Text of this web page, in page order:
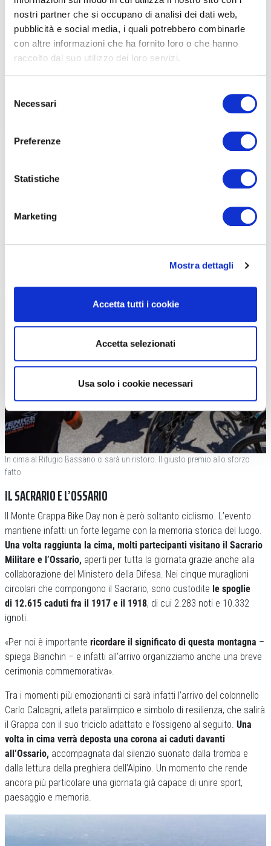
nostri partner che si occupano di analisi dei dati web,
pubblicità e social media, i quali potrebbero combinarle
con altre informazioni che ha fornito loro o che hanno
raccolto dal suo utilizzo dei loro servizi.
delNecessari
Preferenze
Statistiche
Marketing
Mostra dettagli
Accetta tutti i cookie
Accetta selezionati
Usa solo i cookie necessari
primo in località Val dea Giara, poco dopo Ponte San Lorenzo, il
secondo direttamente alRifugio Bassano, davanti all’Ossario del
Monte Grappa.Gli organizzatori stanno inoltre lavorando per
aggiungere un terzo punto ristoro al termine della discesa. Acqua,
una montagna dove le fonti d’acqua naturali praticamente non
In cima al Rifugio Bassano ci sarà un ristoro. Il giusto premio allo sforzo
fatto
IL SACRARIO E L’OSSARIO
Il Monte Grappa Bike Day non è però soltanto ciclismo. L’evento
mantiene infatti un forte legame con la memoria storica del luogo.
Una volta raggiunta la cima, molti partecipanti visitano il Sacrario
Militare e l’Ossario, aperti per tutta la giornata grazie anche alla
collaborazione del Ministero della Difesa. Nei cinque muraglioni
circolari che compongono il Sacrario, sono custodite le spoglie
di 12.615 caduti fra il 1917 e il 1918, di cui 2.283 noti e 10.332
ignoti.
«Per noi è importante ricordare il significato di questa montagna –
spiega Bianchin – e infatti all’arrivo organizziamo anche una breve
cerimonia commemorativa».
Tra i momenti più emozionanti ci sarà infatti l’arrivo del colonnello
Carlo Calcagni, atleta paralimpico e simbolo di resilienza, che salirà
il Grappa con il suo triciclo adattato e l’ossigeno al seguito. Una
volta in cima verrà deposta una corona ai caduti davanti
all’Ossario, accompagnata dal silenzio suonato dalla tromba e
dalla lettura della preghiera dell’Alpino. Un momento che rende
ancora più particolare una giornata già capace di unire sport,
paesaggio e memoria.